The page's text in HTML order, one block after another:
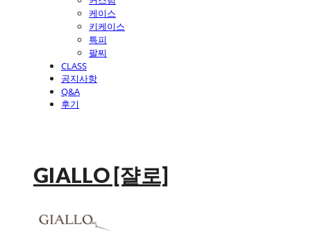
케이스
키케이스
특피
팔찌
CLASS
공지사항
Q&A
후기
GIALLO [쟐로]